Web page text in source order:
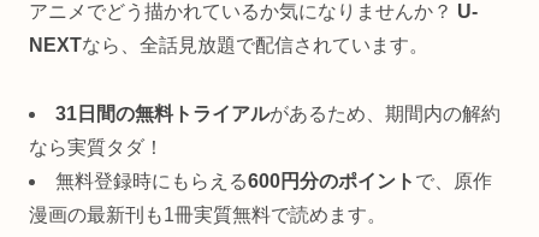
アニメでどう描かれているか気になりませんか？ U-
NEXTなら、全話見放題で配信されています。
31日間の無料トライアルがあるため、期間内の解約
なら実質タダ！
無料登録時にもらえる600円分のポイント で、原作
漫画の最新刊も1冊実質無料で読めます。